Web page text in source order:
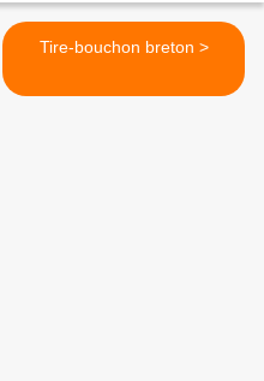
Tire-bouchon breton >